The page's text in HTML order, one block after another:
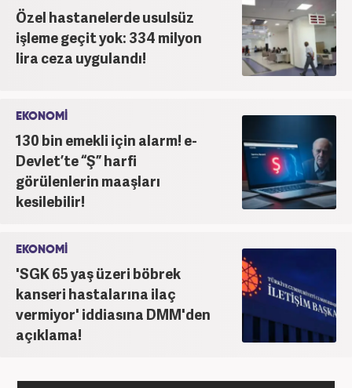
Özel hastanelerde usulsüz
işleme geçit yok: 334 milyon
lira ceza uygulandı!
EKONOMİ
130 bin emekli için alarm! e-
Devlet’te “Ş” harfi
görülenlerin maaşları
kesilebilir!
EKONOMİ
'SGK 65 yaş üzeri böbrek
kanseri hastalarına ilaç
vermiyor' iddiasına DMM'den
açıklama!